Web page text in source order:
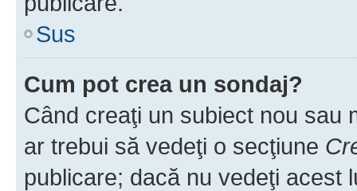
Sus
Cum pot crea un sondaj?
Când creaţi un subiect nou sau
ar trebui să vedeţi o secţiune
publicare; dacă nu vedeţi acest